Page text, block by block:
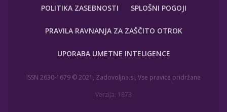
POLITIKA ZASEBNOSTI SPLOŠNI POGOJI
PRAVILA RAVNANJA ZA ZAŠČITO OTROK
UPORABA UMETNE INTELIGENCE
ISSN 2630-1679 © 2021, Zadovoljna.si, Vse pravice pridržane
Verzija: 1873